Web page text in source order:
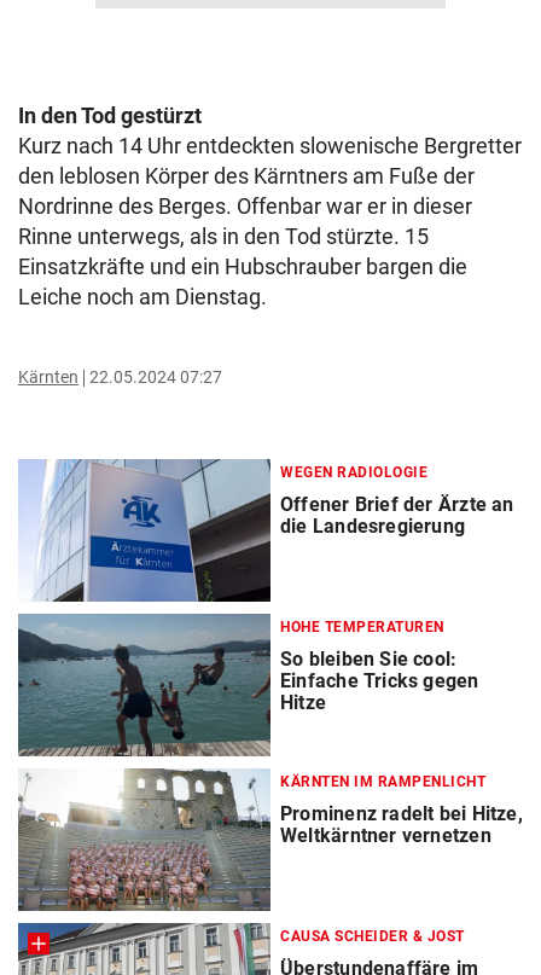
In den Tod gestürzt
Kurz nach 14 Uhr entdeckten slowenische Bergretter
den leblosen Körper des Kärntners am Fuße der
Nordrinne des Berges. Offenbar war er in dieser
Rinne unterwegs, als in den Tod stürzte. 15
Einsatzkräfte und ein Hubschrauber bargen die
Leiche noch am Dienstag.
Kärnten 22.05.2024 07:27
WEGEN RADIOLOGIE
Offener Brief der Ärzte an
die Landesregierung
HOHE TEMPERATUREN
So bleiben Sie cool:
Einfache Tricks gegen
Hitze
KÄRNTEN IM RAMPENLICHT
Prominenz radelt bei Hitze,
Weltkärntner vernetzen
CAUSA SCHEIDER & JOST
Überstundenaffäre im